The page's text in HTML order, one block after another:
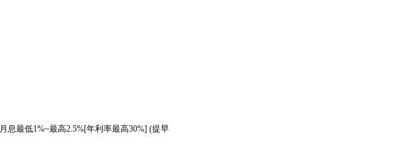
月息最低1%~最高2.5%[年利率最高30%] (提早